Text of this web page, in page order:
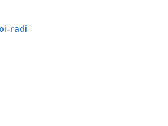
radi